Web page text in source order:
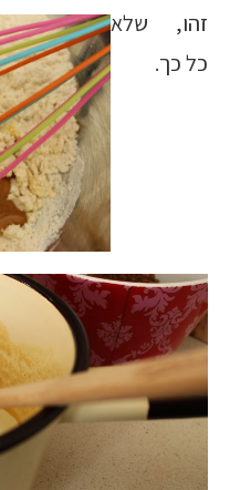
זהו, שלא
כל כך.